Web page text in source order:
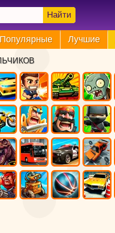
Найти
Популярные Лучшие